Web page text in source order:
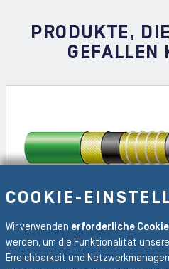
PRODUKTE,
GEFALLEN
CHEM U green
Chemie - UHMPE - 16 bar - S&D -
COOKIE-
Wir verwenden erforderliche
werden, um die Funktionalität
Erreichbarkeit und